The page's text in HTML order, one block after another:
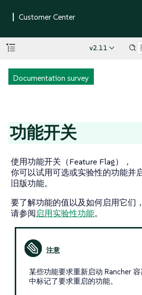
v2.11
Documentation survey
功能开关
使用功能开关（Feature Flag），
你可以试用可选或实验性的功能并
旧版功能。
要了解功能的值以及如何启用它们，
请参阅启用实验性功能。
某些功能要求重新启动 Rancher
中标记了要求重启的功能。